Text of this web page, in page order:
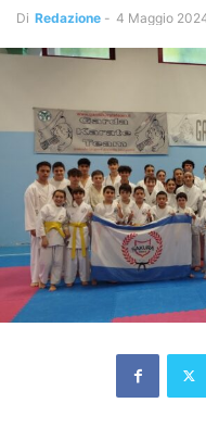
Di Redazione - 4 Maggio